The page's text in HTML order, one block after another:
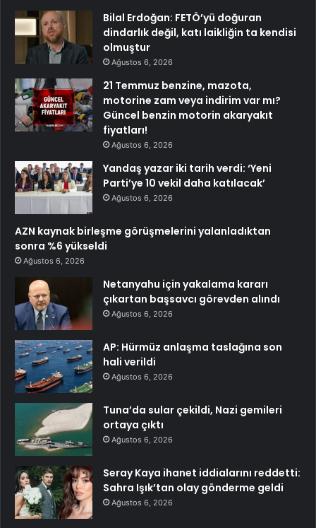
Bilal Erdoğan: FETÖ’yü doğuran
dindarlık değil, katı laikliğin ta kendisi
olmuştur
Ağustos 6, 2026
21 Temmuz benzine, mazota,
motorine zam veya indirim var mı?
Güncel benzin motorin akaryakıt
fiyatları!
Ağustos 6, 2026
Yandaş yazar iki tarih verdi: ‘Yeni
Parti’ye 10 vekil daha katılacak’
Ağustos 6, 2026
AZN kaynak birleşme görüşmelerini yalanladıktan
sonra %6 yükseldi
Ağustos 6, 2026
Netanyahu için yakalama kararı
çıkartan başsavcı görevden alındı
Ağustos 6, 2026
AP: Hürmüz anlaşma taslağına son
hali verildi
Ağustos 6, 2026
Tuna’da sular çekildi, Nazi gemileri
ortaya çıktı
Ağustos 6, 2026
Seray Kaya ihanet iddialarını reddetti:
Sahra Işık’tan olay gönderme geldi
Ağustos 6, 2026